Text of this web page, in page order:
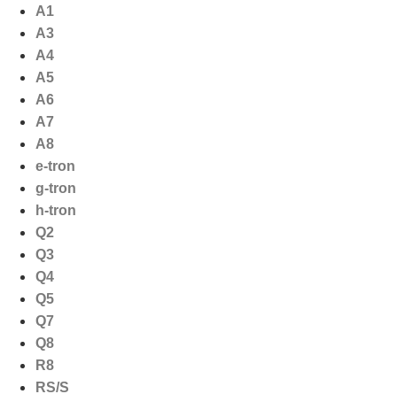
naar
inhoud
A1
A3
A4
A5
A6
A7
A8
e-tron
g-tron
h-tron
Q2
Q3
Q4
Q5
Q7
Q8
R8
RS/S